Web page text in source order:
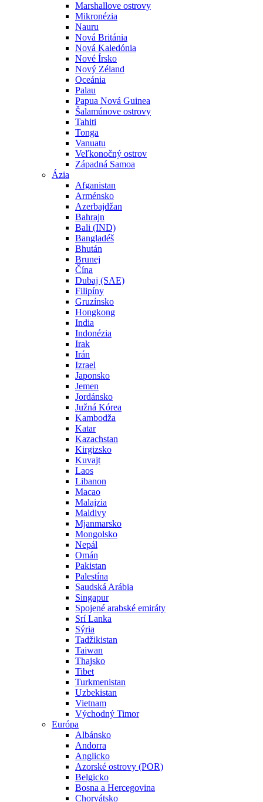
Marshallove ostrovy
Mikronézia
Nauru
Nová Británia
Nová Kaledónia
Nové Írsko
Nový Zéland
Oceánia
Palau
Papua Nová Guinea
Šalamúnove ostrovy
Tahiti
Tonga
Vanuatu
Veľkonočný ostrov
Západná Samoa
Ázia
Afganistan
Arménsko
Azerbajdžan
Bahrajn
Bali (IND)
Bangladéš
Bhután
Brunej
Čína
Dubaj (SAE)
Filipíny
Gruzínsko
Hongkong
India
Indonézia
Irak
Irán
Izrael
Japonsko
Jemen
Jordánsko
Južná Kórea
Kambodža
Katar
Kazachstan
Kirgizsko
Kuvajt
Laos
Libanon
Macao
Malajzia
Maldivy
Mjanmarsko
Mongolsko
Nepál
Omán
Pakistan
Palestína
Saudská Arábia
Singapur
Spojené arabské emiráty
Srí Lanka
Sýria
Tadžikistan
Taiwan
Thajsko
Tibet
Turkmenistan
Uzbekistan
Vietnam
Východný Timor
Európa
Albánsko
Andorra
Anglicko
Azorské ostrovy (POR)
Belgicko
Bosna a Hercegovina
Chorvátsko